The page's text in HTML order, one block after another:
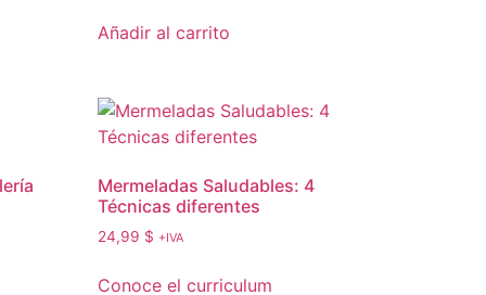
Añadir al carrito
Mermeladas Saludables: 4
Técnicas diferentes
24,99 $ +IVA
Conoce el curriculum